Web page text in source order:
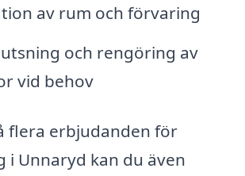
av rum och förvaring
och rengöring av
vid behov
flera erbjudanden för
i Unnaryd kan du även